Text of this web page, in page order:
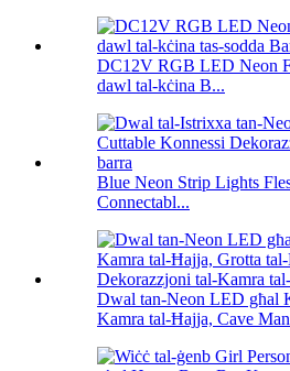
DC12V RGB LED Neon
dawl tal-kċina B...
Blue Neon Strip Lights
Connectabl...
Dwal tan-Neon LED għal
Kamra tal-Ħajja, Cave